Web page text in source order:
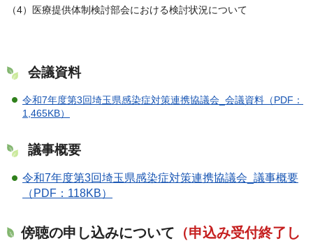
（4）医療提供体制検討部会における検討状況について
会議資料
令和7年度第3回埼玉県感染症対策連携協議会_会議資料（PDF：
1,465KB）
議事概要
令和7年度第3回埼玉県感染症対策連携協議会_議事概要
（PDF：118KB）
傍聴の申し込みについて （申込み受付終了し